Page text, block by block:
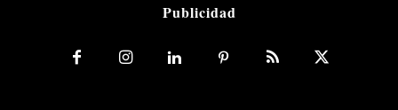
Publicidad